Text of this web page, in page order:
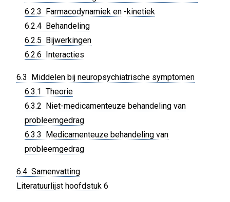
6.2.3 Farmacodynamiek en -kinetiek
6.2.4 Behandeling
6.2.5 Bijwerkingen
6.2.6 Interacties
6.3 Middelen bij neuropsychiatrische symptomen
6.3.1 Theorie
6.3.2 Niet-medicamenteuze behandeling van
probleemgedrag
6.3.3 Medicamenteuze behandeling van
probleemgedrag
6.4 Samenvatting
Literatuurlijst hoofdstuk 6